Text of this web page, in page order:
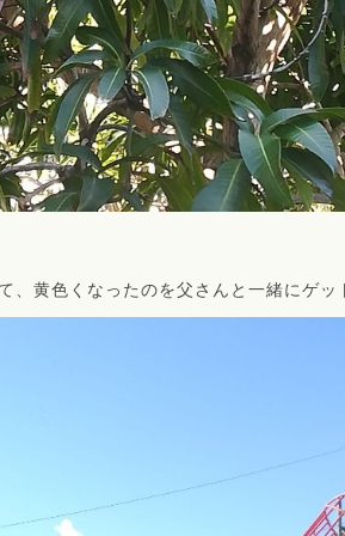
、黄色くなったのを父さんと一緒にゲッ